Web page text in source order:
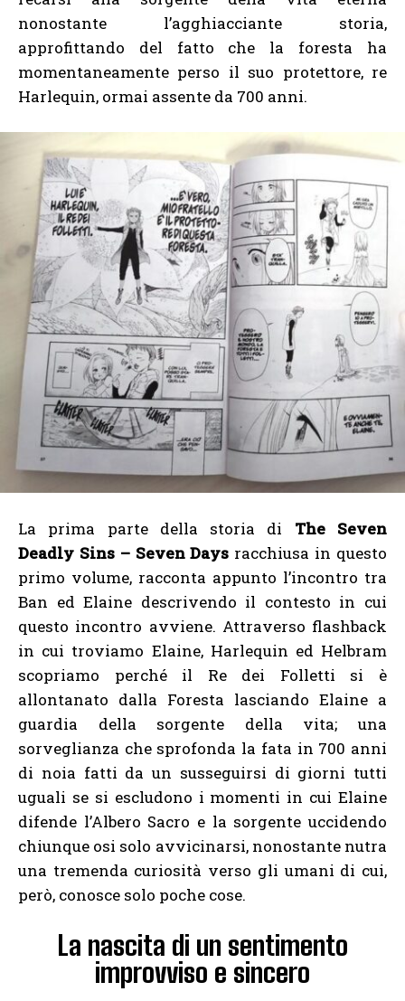
nonostante l’agghiacciante storia,
approfittando del fatto che la foresta ha
momentaneamente perso il suo protettore, re
Harlequin, ormai assente da 700 anni.
La prima parte della storia di The Seven
Deadly Sins – Seven Days racchiusa in questo
primo volume, racconta appunto l’incontro tra
Ban ed Elaine descrivendo il contesto in cui
questo incontro avviene. Attraverso flashback
in cui troviamo Elaine, Harlequin ed Helbram
scopriamo perché il Re dei Folletti si è
allontanato dalla Foresta lasciando Elaine a
guardia della sorgente della vita; una
sorveglianza che sprofonda la fata in 700 anni
di noia fatti da un susseguirsi di giorni tutti
uguali se si escludono i momenti in cui Elaine
difende l’Albero Sacro e la sorgente uccidendo
chiunque osi solo avvicinarsi, nonostante nutra
una tremenda curiosità verso gli umani di cui,
però, conosce solo poche cose.
La nascita di un sentimento
improvviso e sincero